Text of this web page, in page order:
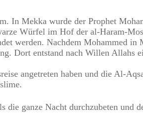
In Mekka wurde der Prophet
Würfel im Hof der al-Haram-
werden. Nachdem Mohammed
Dort entstand nach Willen Allahs
angetreten haben und die Al-
ganze Nacht durchzubeten und